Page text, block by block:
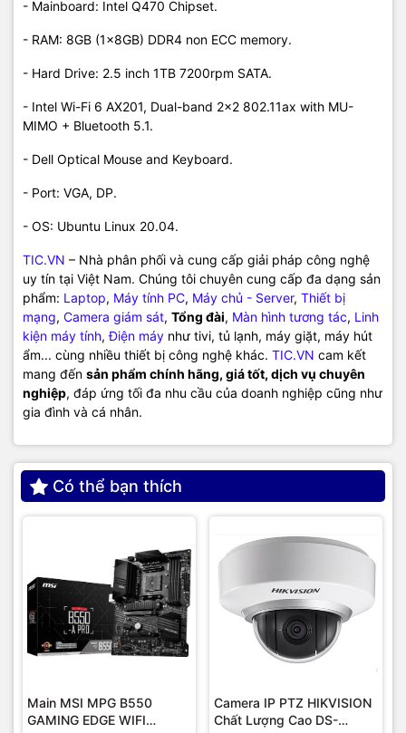
- Mainboard: Intel Q470 Chipset.
- RAM: 8GB (1x8GB) DDR4 non ECC memory.
- Hard Drive: 2.5 inch 1TB 7200rpm SATA.
- Intel Wi-Fi 6 AX201, Dual-band 2x2 802.11ax with MU-
MIMO + Bluetooth 5.1.
- Dell Optical Mouse and Keyboard.
- Port: VGA, DP.
- OS: Ubuntu Linux 20.04.
TIC.VN – Nhà phân phối và cung cấp giải pháp công nghệ
uy tín tại Việt Nam. Chúng tôi chuyên cung cấp đa dạng sản
phẩm: Laptop, Máy tính PC, Máy chủ - Server, Thiết bị
mạng, Camera giám sát, Tổng đài, Màn hình tương tác, Linh
kiện máy tính,Điện máy như tivi, tủ lạnh, máy giặt, máy hút
ẩm... cùng nhiều thiết bị công nghệ khác. TIC.VN cam kết
mang đến sản phẩm chính hãng, giá tốt, dịch vụ chuyên
nghiệp, đáp ứng tối đa nhu cầu của doanh nghiệp cũng như
gia đình và cá nhân.
Có thể bạn thích
Main MSI MPG B550
GAMING EDGE WIFI
Camera IP PTZ HIKVISION
Chất Lượng Cao DS-